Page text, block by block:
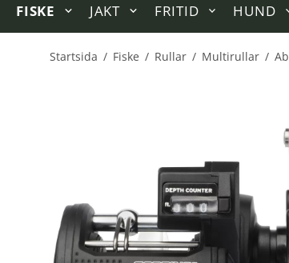
FISKE JAKT FRITID HUND
Startsida / Fiske / Rullar / Multirullar /